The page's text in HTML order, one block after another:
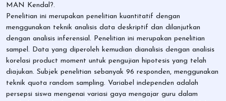
MAN Kendal?.
Penelitian ini merupakan penelitian kuantitatif dengan
menggunakan teknik analisis data deskriptif dan dilanjutkan
dengan analisis inferensial. Penelitian ini merupakan penelitian
sampel. Data yang diperoleh kemudian dianalisis dengan analisis
korelasi product moment untuk pengujian hipotesis yang telah
diajukan. Subjek penelitian sebanyak 96 responden, menggunakan
teknik quota random sampling. Variabel independen adalah
persepsi siswa mengenai variasi gaya mengajar guru dalam